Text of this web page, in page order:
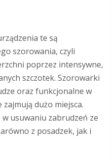
te są
szorowania, czyli
poprzez intensywne,
szczotek. Szorowarki
oraz funkcjonalne w
dużo miejsca.
usuwaniu zabrudzeń ze
z posadzek, jak i